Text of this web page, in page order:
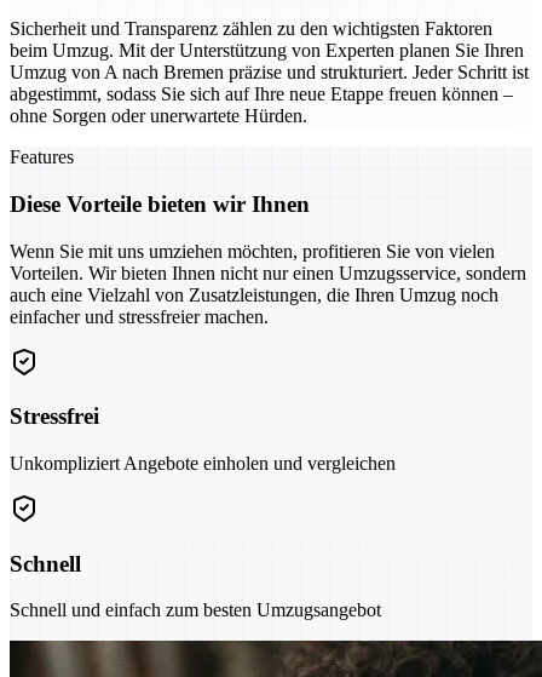
Sicherheit und Transparenz zählen zu den wichtigsten Faktoren
beim Umzug. Mit der Unterstützung von Experten planen Sie Ihren
Umzug von A nach Bremen präzise und strukturiert. Jeder Schritt ist
abgestimmt, sodass Sie sich auf Ihre neue Etappe freuen können –
ohne Sorgen oder unerwartete Hürden.
Features
Diese Vorteile bieten wir Ihnen
Wenn Sie mit uns umziehen möchten, profitieren Sie von vielen
Vorteilen. Wir bieten Ihnen nicht nur einen Umzugsservice, sondern
auch eine Vielzahl von Zusatzleistungen, die Ihren Umzug noch
einfacher und stressfreier machen.
Stressfrei
Unkompliziert Angebote einholen und vergleichen
Schnell
Schnell und einfach zum besten Umzugsangebot